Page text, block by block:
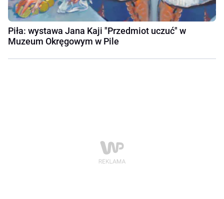
Piła: wystawa Jana Kaji "Przedmiot uczuć" w
Muzeum Okręgowym w Pile